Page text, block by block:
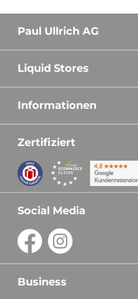
Paul Ullrich AG
Liquid Stores
Informationen
Zertifiziert
Social Media
Business